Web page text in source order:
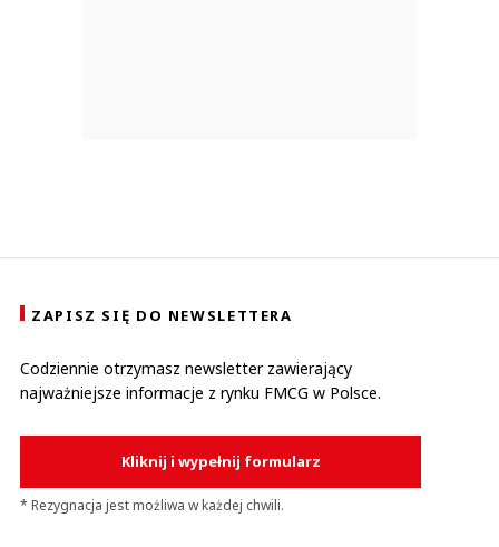
ZAPISZ SIĘ DO NEWSLETTERA
Codziennie otrzymasz newsletter zawierający
najważniejsze informacje z rynku FMCG w Polsce.
Kliknij i wypełnij formularz
* Rezygnacja jest możliwa w każdej chwili.